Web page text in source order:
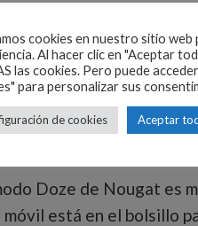
de una gran
iOS para iPad, pero
otra. La multi-tarea
tener abiertas 2 apps
Doze de Nougat es
está en el bolsillo
cookies en nuestro sitio web
Al hacer clic en "Aceptar
las cookies. Pero puede
para personalizar sus
de cookies Aceptar